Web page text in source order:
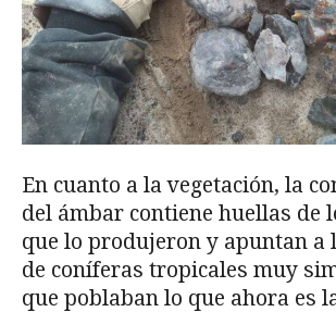
En cuanto a la vegetación, la
del ámbar contiene huellas de
que lo produjeron y apuntan a
de coníferas tropicales muy
que poblaban lo que ahora es